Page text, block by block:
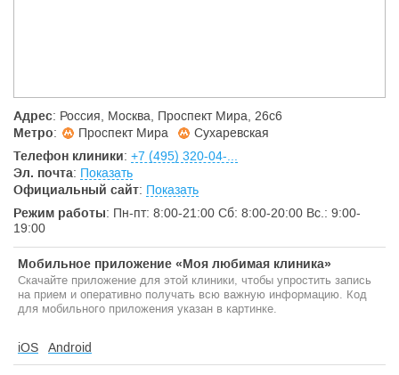
Адрес: Россия, Москва, Проспект Мира, 26с6
Метро: Проспект Мира
Сухаревская
Телефон клиники: +7 (495) 320-04-...
Эл. почта: Показать
Официальный сайт: Показать
Режим работы: Пн-пт: 8:00-21:00 Сб: 8:00-20:00 Вс.: 9:00-
19:00
Мобильное приложение «Моя любимая клиника»
Скачайте приложение для этой клиники, чтобы упростить запись
на прием и оперативно получать всю важную информацию. Код
для мобильного приложения указан в картинке.
iOS Android